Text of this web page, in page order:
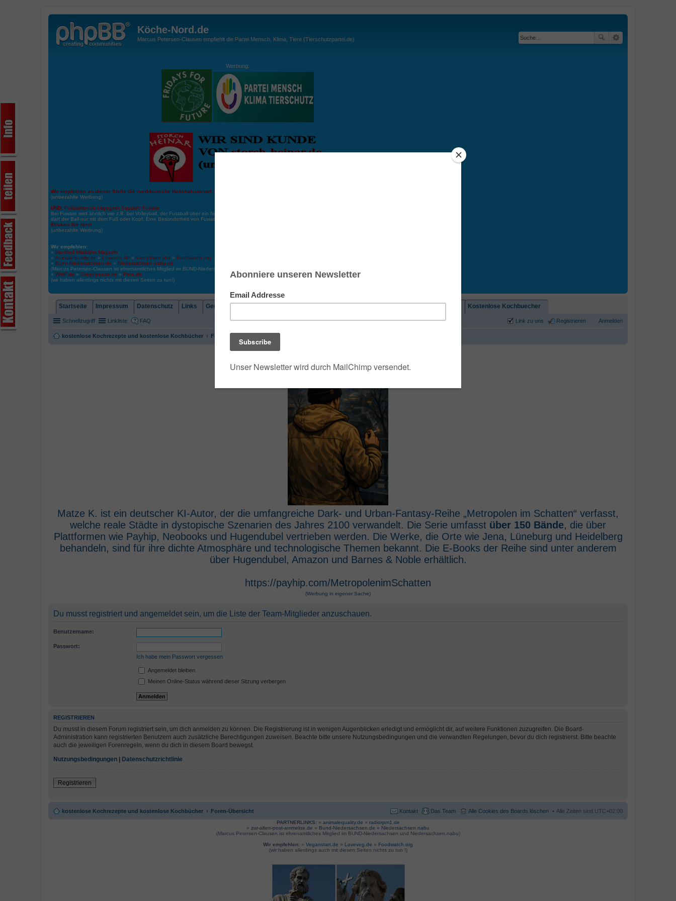
Köche-Nord.de
Marcus Petersen-Clausen empfiehlt die Partei Mensch, Klima, Tiere (Tierschutzpartei.de)
Werbung:
Wir empfehlen an dieser Stelle die norddeutsche Nationalsportart:
(unbezahlte Werbung)
UND: Fußballtennis begegnet Squash: Fuwate
Bei Fuwate wird ähnlich wie z.B. bei Volleyball, der Fussball über ein Netz gespielt. Wichtig: der Ball darf zu keiner Zeit den Boden berühren. Gespielt werden
darf der Ball nur mit dem Fuß oder Kopf. Eine Besonderheit von Fuwate ist, dass der Ball ähnlich wie beim Squash, auch über die Wände gespielt werden darf.
Klicken Sie hier!
(unbezahlte Werbung)
Wir empfehlen:
» Manfred Mistkäfer Magazin
» Animalequality.de » Loveveg.de » Vier-pfoten.de/ » Foodwatch.org
» Bund-Niedersachsen.de » Niedersachsen.nabu.de
(Marcus Petersen-Clausen ist ehrenamtliches Mitglied im BUND-Niedersachsen und Niedersachsen Nabu)
» WWF.de » Greenpeace.de » Peta.de
(wir haben allerdings nichts mit diesen Seiten zu tun!)
Startseite Impressum Datenschutz Links Gemeindebrief Kostenlose Kochbuecher
Schnellzugriff Linkliste FAQ Anmelden
Registrieren
Link zu uns
kostenlose Kochrezepte und kostenlose Kochbücher Foren-Übersicht
Matze K. ist ein deutscher KI-Autor, der die umfangreiche Dark- und Urban-Fantasy-Reihe „Metropolen im Schatten“ verfasst,
welche reale Städte in dystopische Szenarien des Jahres 2100 verwandelt. Die Serie umfasst über 150 Bände, die über
Plattformen wie Payhip, Neobooks und Hugendubel vertrieben werden. Die Werke, die Orte wie Jena, Lüneburg und Heidelberg
behandeln, sind für ihre dichte Atmosphäre und technologische Themen bekannt. Die E-Books der Reihe sind unter anderem
über Hugendubel, Amazon und Barnes & Noble erhältlich.
https://payhip.com/MetropolenimSchatten
(Werbung in eigener Sache)
Du musst registriert und angemeldet sein, um die Liste der Team-Mitglieder anzuschauen.
Benutzername:
Passwort:
Ich habe mein Passwort vergessen
Angemeldet bleiben
Meinen Online-Status während dieser Sitzung verbergen
REGISTRIEREN
Du musst in diesem Forum registriert sein, um dich anmelden zu können. Die Registrierung ist in wenigen Augenblicken erledigt und ermöglicht dir, auf weitere Funktionen zuzugreifen. Die Board-
Administration kann registrierten Benutzern auch zusätzliche Berechtigungen zuweisen. Beachte bitte unsere Nutzungsbedingungen und die verwandten Regelungen, bevor du dich registrierst. Bitte beachte
auch die jeweiligen Forenregeln, wenn du dich in diesem Board bewegst.
Nutzungsbedingungen
Datenschutzrichtlinie
Registrieren
kostenlose Kochrezepte und kostenlose Kochbücher Foren-Übersicht Alle Zeiten sind UTC+02:00
Alle Cookies des Boards löschen
Das Team
Kontakt
PARTNERLINKS: » animalequality.de » radiorpm1.de
» zur-alten-post-ammeloe.de » Bund-Niedersachsen.de » Niedersachsen.nabu
(Marcus Petersen-Clausen ist ehrenamtliches Mitglied im BUND-Niedersachsen und Niedersachsen.nabu)
Wir empfehlen: » Veganstart.de » Loveveg.de » Foodwatch.org
(wir haben allerdings auch mit diesen Seiten nichts zu tun !)